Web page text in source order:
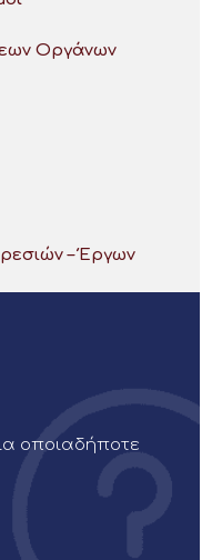
Οργάνων
– Έργων
οποιαδήποτε